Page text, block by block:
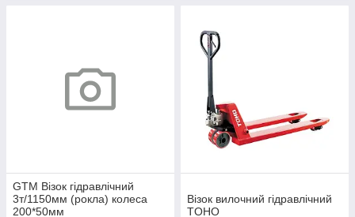
GTM Візок гідравлічний
3т/1150мм (рокла) колеса
200*50мм
Візок вилочний гідравлічний
TOHO